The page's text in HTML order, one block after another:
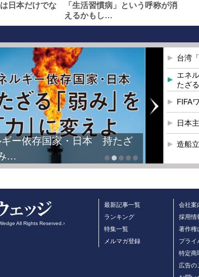
日本だけでな
「生活習慣病」という呼称が消
えるかもし…
ギー依存国家・日本 持たざ
…
台湾
エネ
たざ
FIFA
日本
造船
All Rights Reserved.›
最新記事一覧
ランキング
特集一覧
メルマガ登録
会社案
採用情
著作権
プライ
特定商
広告の